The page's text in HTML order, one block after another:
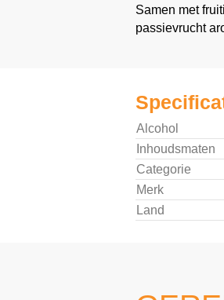
Samen met
passievrucht
Alcohol
Inhoudsmaten
Categorie
Merk
Land